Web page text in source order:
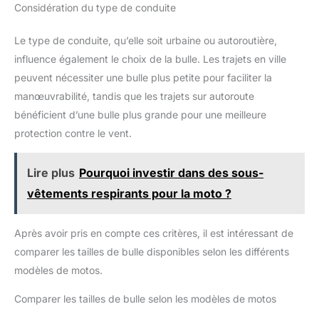
Considération du type de conduite
Le type de conduite, qu’elle soit urbaine ou autoroutière,
influence également le choix de la bulle. Les trajets en ville
peuvent nécessiter une bulle plus petite pour faciliter la
manœuvrabilité, tandis que les trajets sur autoroute
bénéficient d’une bulle plus grande pour une meilleure
protection contre le vent.
Lire plus Pourquoi investir dans des sous-
vêtements respirants pour la moto ?
Après avoir pris en compte ces critères, il est intéressant de
comparer les tailles de bulle disponibles selon les différents
modèles de motos.
Comparer les tailles de bulle selon les modèles de motos